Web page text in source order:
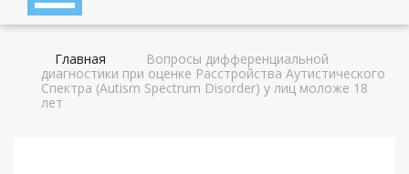
Главная
Вопросы дифференциальной
диагностики при оценке Расстройства Аутистического
Спектра (Autism Spectrum Disorder) у лиц моложе 18
лет